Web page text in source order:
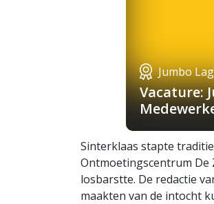
Jumbo
Vacature:
Sinterklaas stapte
Ontmoetingscentrum De
losbarstte. De redactie
maakten van de intocht